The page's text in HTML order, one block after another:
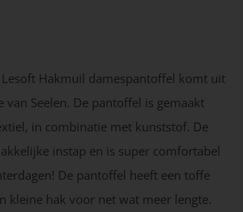
Lesoft Hakmuil damespantoffel komt uit
van Seelen. De pantoffel is gemaakt
in combinatie met kunststof. De
instap en is super comfortabel
De pantoffel heeft een toffe
kleine hak voor net wat meer lengte.